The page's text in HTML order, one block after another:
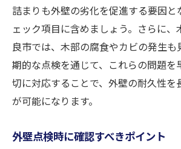
詰まりも外壁の劣化を促進する要因と
ェック項目に含めましょう。さらに
良市では、木部の腐食やカビの発生も
期的な点検を通じて、これらの問題を
切に対応することで、外壁の耐久性を
が可能になります。
外壁点検時に確認すべきポイント